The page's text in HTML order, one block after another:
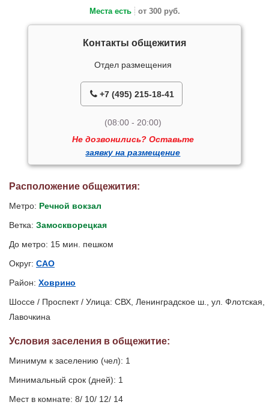
Места есть от 300 руб.
Контакты общежития
Отдел размещения
+7 (495) 215-18-41
(08:00 - 20:00)
Не дозвонились? Оставьте
заявку на размещение
Расположение общежития:
Метро: Речной вокзал
Ветка: Замоскворецкая
До метро: 15 мин. пешком
Округ: САО
Район: Ховрино
Шоссе / Проспект / Улица: СВХ, Ленинградское ш., ул. Флотская,
Лавочкина
Условия заселения в общежитие:
Минимум к заселению (чел): 1
Минимальный срок (дней): 1
Мест в комнате: 8/ 10/ 12/ 14